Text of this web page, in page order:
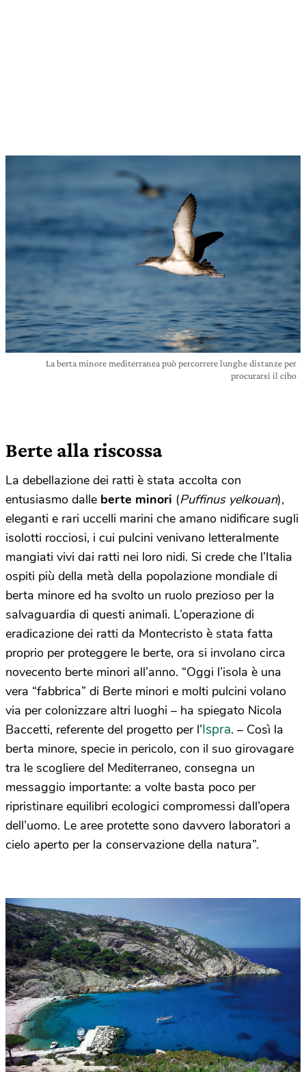
La berta minore mediterranea può percorrere lunghe distanze per
procurarsi il cibo
Berte alla riscossa
La debellazione dei ratti è stata accolta con
entusiasmo dalle berte minori (Puffinus yelkouan),
eleganti e rari uccelli marini che amano nidificare sugli
isolotti rocciosi, i cui pulcini venivano letteralmente
mangiati vivi dai ratti nei loro nidi. Si crede che l’Italia
ospiti più della metà della popolazione mondiale di
berta minore ed ha svolto un ruolo prezioso per la
salvaguardia di questi animali. L’operazione di
eradicazione dei ratti da Montecristo è stata fatta
proprio per proteggere le berte, ora si involano circa
novecento berte minori all’anno. “Oggi l’isola è una
vera “fabbrica” di Berte minori e molti pulcini volano
via per colonizzare altri luoghi – ha spiegato Nicola
Baccetti, referente del progetto per l’Ispra. – Così la
berta minore, specie in pericolo, con il suo girovagare
tra le scogliere del Mediterraneo, consegna un
messaggio importante: a volte basta poco per
ripristinare equilibri ecologici compromessi dall’opera
dell’uomo. Le aree protette sono davvero laboratori a
cielo aperto per la conservazione della natura”.